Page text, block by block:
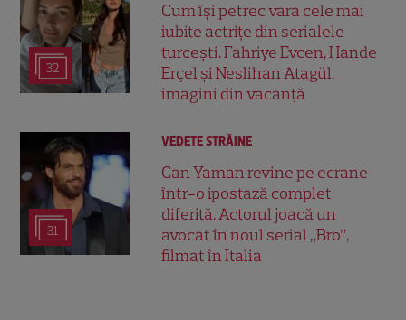
32
Cum își petrec vara cele mai
iubite actrițe din serialele
turcești. Fahriye Evcen, Hande
Erçel și Neslihan Atagül,
imagini din vacanță
31
VEDETE STRĂINE
Can Yaman revine pe ecrane
într-o ipostază complet
diferită. Actorul joacă un
avocat în noul serial „Bro”,
filmat în Italia